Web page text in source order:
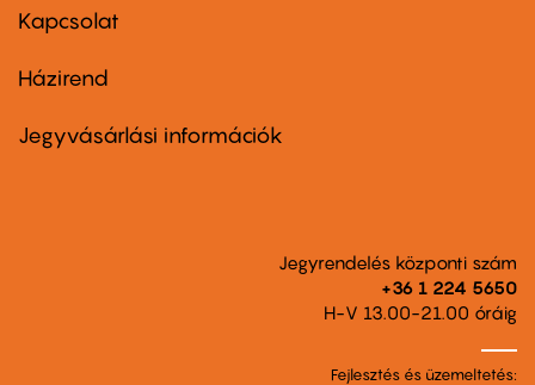
firstKapcsolat
Footer
second
Házirend
Jegyvásárlási információk
Jegyrendelés központi szám
+36 1 224 5650
H-V 13.00-21.00 óráig
Fejlesztés és üzemeltetés: